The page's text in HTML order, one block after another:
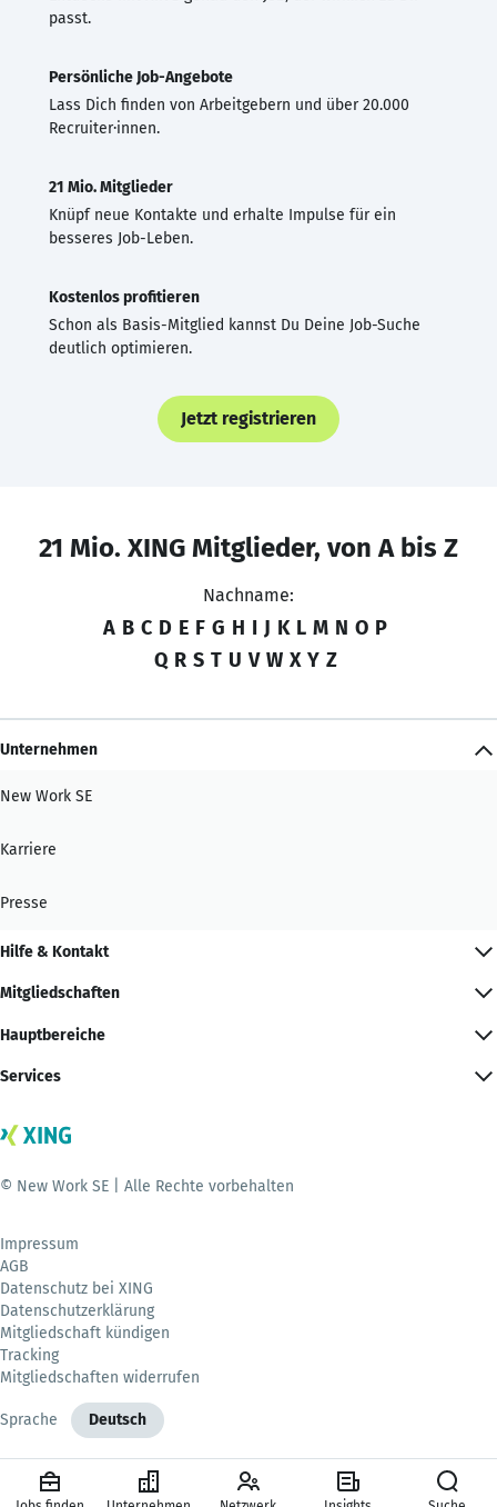
passt.
Persönliche Job-Angebote
Lass Dich finden von Arbeitgebern und über 20.000
Recruiter·innen.
21 Mio. Mitglieder
Knüpf neue Kontakte und erhalte Impulse für ein
besseres Job-Leben.
Kostenlos profitieren
Schon als Basis-Mitglied kannst Du Deine Job-Suche
deutlich optimieren.
Jetzt registrieren
21 Mio. XING Mitglieder, von A bis Z
Nachname:
A B C D E F G H I J K L M N O P
Q R S T U V W X Y Z
Unternehmen
New Work SE
Karriere
Presse
Hilfe & Kontakt
Mitgliedschaften
Hauptbereiche
Services
© New Work SE | Alle Rechte vorbehalten
Impressum
AGB
Datenschutz bei XING
Datenschutzerklärung
Mitgliedschaft kündigen
Tracking
Mitgliedschaften widerrufen
Sprache Deutsch